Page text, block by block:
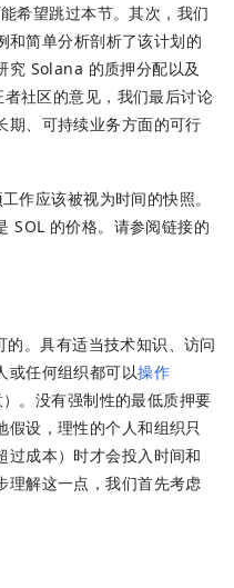
希望跳过本节。其次，我们
和简单分析剖析了该计划的
究 Solana 的质押分配以及
社区的意见，我们最后讨论
期、可持续业务方面的可行
作应该被视为时间的快照。
SOL 的价格。请参阅链接的
。具有适当技术知识、访问
或任何组织都可以操作
）。没有强制性的最低质押要
假设，理性的个人和组织只
过成本）时才会投入时间和
理解这一点，我们首先考虑